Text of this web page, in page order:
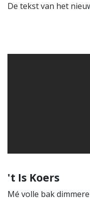
De tekst van het
't Is Koers
Mé volle bak